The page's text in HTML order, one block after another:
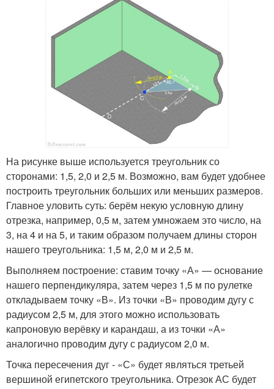
На рисунке выше используется треугольник со
сторонами: 1,5, 2,0 и 2,5 м. Возможно, вам будет удобнее
построить треугольник больших или меньших размеров.
Главное уловить суть: берём некую условную длину
отрезка, например, 0,5 м, затем умножаем это число, на
3, на 4 и на 5, и таким образом получаем длины сторон
нашего треугольника: 1,5 м, 2,0 м и 2,5 м.
Выполняем построение: ставим точку «А» — основание
нашего перпендикуляра, затем через 1,5 м по рулетке
откладываем точку «В». Из точки «В» проводим дугу с
радиусом 2,5 м, для этого можно использовать
капроновую верёвку и карандаш, а из точки «А»
аналогично проводим дугу с радиусом 2,0 м.
Точка пересечения дуг - «С» будет являться третьей
вершиной египетского треугольника. Отрезок АС будет